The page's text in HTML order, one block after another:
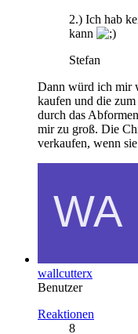
2.) Ich hab
kann
Stefan
Dann würd ich mir
kaufen und die
durch das
mir zu groß. Die
verkaufen, wenn
wallcutterx
Benutzer
Reaktionen
8